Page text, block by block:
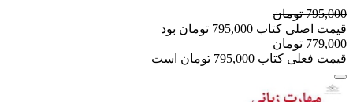
795,000 تومان
قیمت اصلی کتاب 795,000 تومان بود
779,000 تومان
قیمت فعلی کتاب 795,000 تومان است